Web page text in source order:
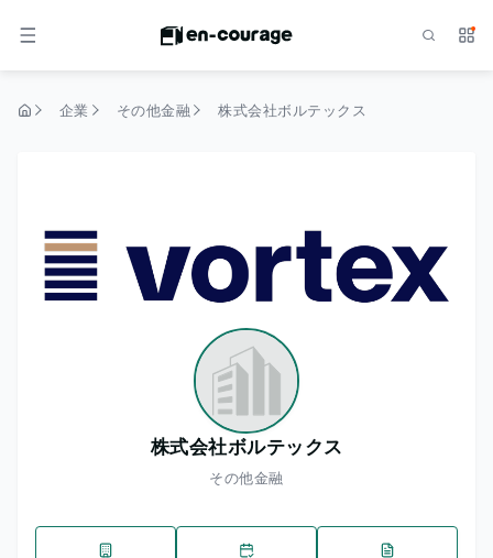
メニュー サ
企業 その他金融 株式会社ボルテックス
株式会社ボルテックス
その他金融